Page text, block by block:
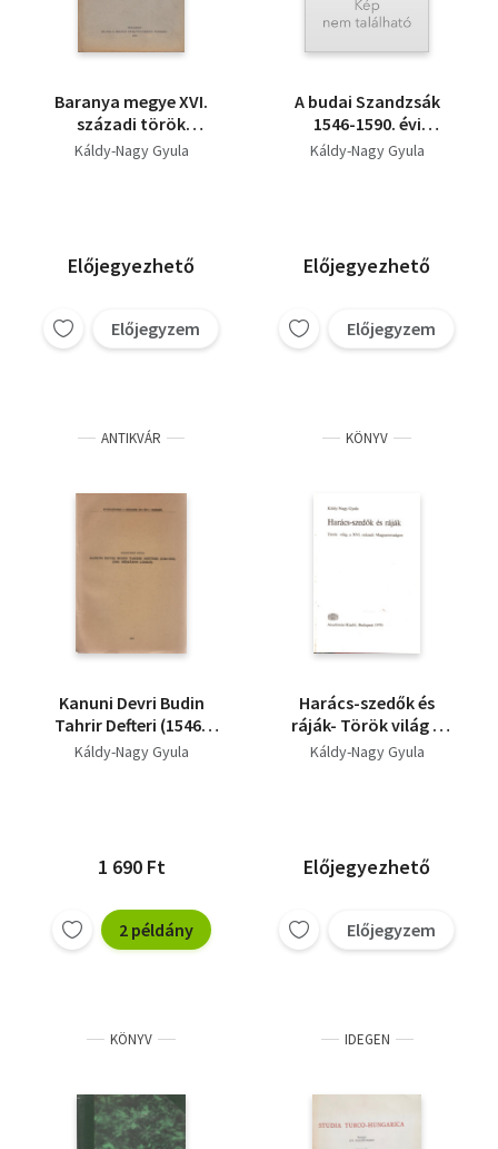
Baranya megye XVI.
századi török
adóösszeírásai
Káldy-Nagy Gyula
Előjegyezhető
Előjegyzem
A budai Szandzsák
1546-1590. évi
összeírásai
Káldy-Nagy Gyula
Előjegyezhető
Előjegyzem
ANTIKVÁR
Kanuni Devri Budin
Tahrir Defteri (1546-
1562) (Ism. Mészáros
Káldy-Nagy Gyula
1 690 Ft
2 példány
KÖNYV
Harács-szedők és
ráják- Török világ a
XVI. századi
Káldy-Nagy Gyula
Előjegyezhető
Előjegyzem
KÖNYV IDEGEN